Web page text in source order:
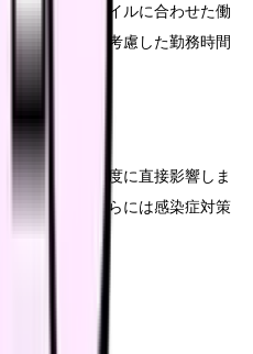
師の生活スタイルに合わせた働
護との両立を考慮した勤務時間
なります。
務効率と満足度に直接影響しま
空調管理、さらには感染症対策